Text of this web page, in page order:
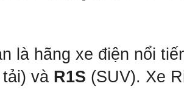
là hãng xe điện nổi
và R1S (SUV). Xe